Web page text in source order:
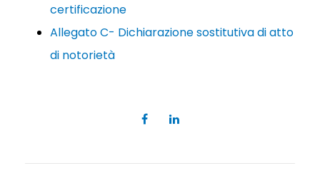
certificazione
Allegato C- Dichiarazione sostitutiva di atto
di notorietà